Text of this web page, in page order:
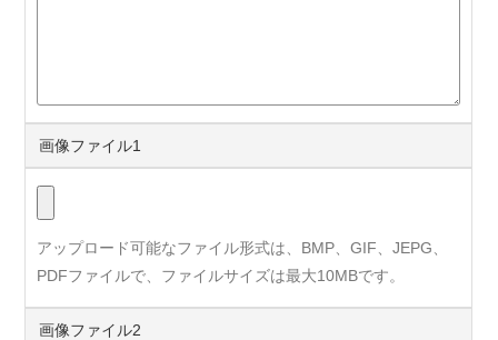
画像ファイル1
アップロード可能なファイル形式は、BMP、GIF、JEPG、
PDFファイルで、ファイルサイズは最大10MBです。
画像ファイル2